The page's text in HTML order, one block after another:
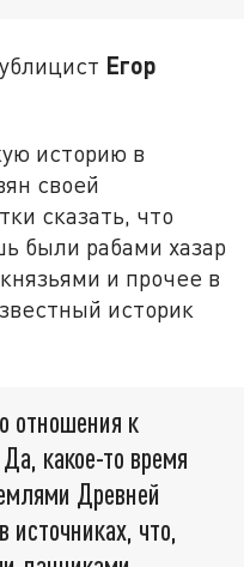
Егор
историю в
своей
сказать, что
были рабами хазар
и прочее в
историк
отношения к
какое-то время
Древней
что,